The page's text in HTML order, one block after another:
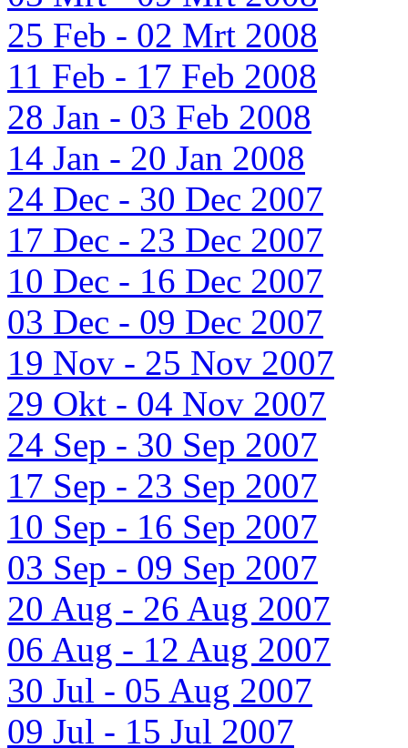
25 Feb - 02 Mrt 2008
11 Feb - 17 Feb 2008
28 Jan - 03 Feb 2008
14 Jan - 20 Jan 2008
24 Dec - 30 Dec 2007
17 Dec - 23 Dec 2007
10 Dec - 16 Dec 2007
03 Dec - 09 Dec 2007
19 Nov - 25 Nov 2007
29 Okt - 04 Nov 2007
24 Sep - 30 Sep 2007
17 Sep - 23 Sep 2007
10 Sep - 16 Sep 2007
03 Sep - 09 Sep 2007
20 Aug - 26 Aug 2007
06 Aug - 12 Aug 2007
30 Jul - 05 Aug 2007
09 Jul - 15 Jul 2007